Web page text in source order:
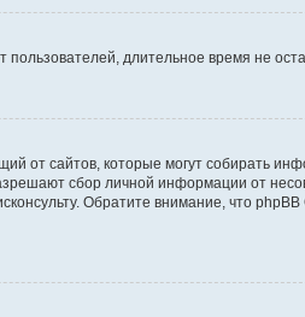
пользователей, длительное время не
от сайтов, которые могут собирать
сбор личной информации от
Обратите внимание, что